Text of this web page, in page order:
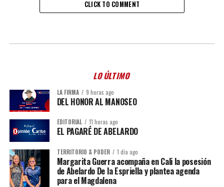
CLICK TO COMMENT
LO ÚLTIMO
LA FIRMA 9 horas ago
DEL HONOR AL MANOSEO
EDITORIAL 11 horas ago
EL PAGARÉ DE ABELARDO
TERRITORIO & PODER 1 día ago
Margarita Guerra acompaña en Cali la posesión
de Abelardo De la Espriella y plantea agenda
para el Magdalena